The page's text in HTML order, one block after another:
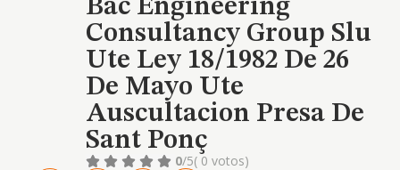
Bac Engineering
Consultancy Group Slu
Ute Ley 18/1982 De 26
De Mayo Ute
Auscultacion Presa De
Sant Ponç
0/5( 0 votos)